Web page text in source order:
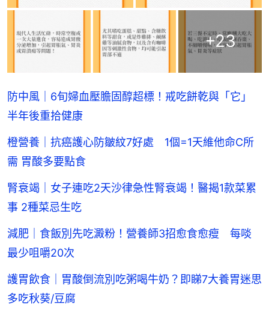
+23
防中風｜6旬婦血壓膽固醇超標！戒吃餅乾與「它」
半年後重拾健康
橙營養｜抗癌護心防皺紋7好處 1個=1天維他命C所
需 胃酸多要點食
腎衰竭｜女子連吃2天沙律急性腎衰竭！醫揭1款菜累
事 2種菜忌生吃
減肥｜食飯別先吃澱粉！營養師3招愈食愈瘦 每啖
最少咀嚼20次
護胃飲食｜胃酸倒流別吃粥喝牛奶？即睇7大養胃迷思
多吃秋葵/豆腐